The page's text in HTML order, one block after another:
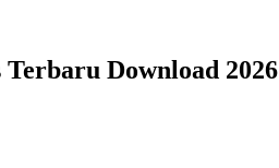
Download 2026